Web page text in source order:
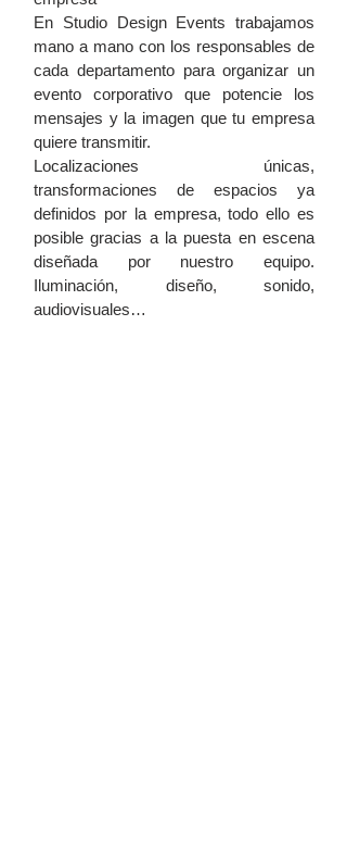
En Studio Design Events trabajamos
mano a mano con los responsables de
cada departamento para organizar un
evento corporativo que potencie los
mensajes y la imagen que tu empresa
quiere transmitir.
Localizaciones únicas,
transformaciones de espacios ya
definidos por la empresa, todo ello es
posible gracias a la puesta en escena
diseñada por nuestro equipo.
Iluminación, diseño, sonido,
audiovisuales…